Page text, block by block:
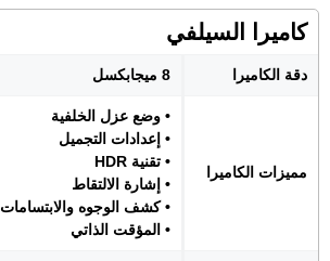
كاميرا السيلفي
دقة الكاميرا 8 ميجابكسل
مميزات الكاميرا
• وضع عزل الخلفية
• إعدادات التجميل
• تقنية HDR
• إشارة الالتقاط
• كشف الوجوه والابتسامات
• المؤقت الذاتي